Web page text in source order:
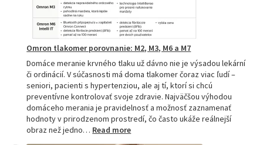
Omron tlakomer porovnanie: M2, M3, M6 a M7
Domáce meranie krvného tlaku už dávno nie je výsadou lekární
či ordinácií. V súčasnosti má doma tlakomer čoraz viac ľudí –
seniori, pacienti s hypertenziou, ale aj tí, ktorí si chcú
preventívne kontrolovať svoje zdravie. Najväčšou výhodou
domáceho merania je pravidelnosť a možnosť zaznamenať
hodnoty v prirodzenom prostredí, čo často ukáže reálnejší
obraz než jedno… Read more: